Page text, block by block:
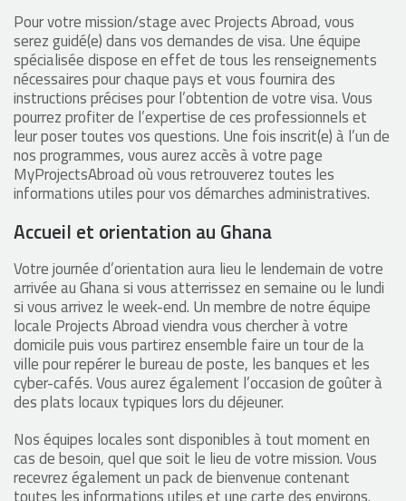
Pour votre mission/stage avec Projects Abroad, vous
serez guidé(e) dans vos demandes de visa. Une équipe
spécialisée dispose en effet de tous les renseignements
nécessaires pour chaque pays et vous fournira des
instructions précises pour l’obtention de votre visa. Vous
pourrez profiter de l’expertise de ces professionnels et
leur poser toutes vos questions. Une fois inscrit(e) à l’un de
nos programmes, vous aurez accès à votre page
MyProjectsAbroad où vous retrouverez toutes les
informations utiles pour vos démarches administratives.
Accueil et orientation au Ghana
Votre journée d’orientation aura lieu le lendemain de votre
arrivée au Ghana si vous atterrissez en semaine ou le lundi
si vous arrivez le week-end. Un membre de notre équipe
locale Projects Abroad viendra vous chercher à votre
domicile puis vous partirez ensemble faire un tour de la
ville pour repérer le bureau de poste, les banques et les
cyber-cafés. Vous aurez également l’occasion de goûter à
des plats locaux typiques lors du déjeuner.
Nos équipes locales sont disponibles à tout moment en
cas de besoin, quel que soit le lieu de votre mission. Vous
recevrez également un pack de bienvenue contenant
toutes les informations utiles et une carte des environs.